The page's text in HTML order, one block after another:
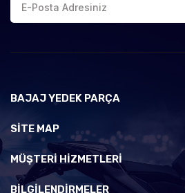
BAJAJ YEDEK PARÇA
SİTE MAP
MÜŞTERI HIZMETLERI
BILGILENDIRMELER